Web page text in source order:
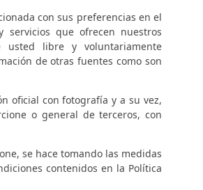
con sus preferencias en el
servicios que ofrecen nuestros
usted libre y voluntariamente
de otras fuentes como son
oficial con fotografía y a su vez,
o general de terceros, con
se hace tomando las medidas
contenidos en la Política